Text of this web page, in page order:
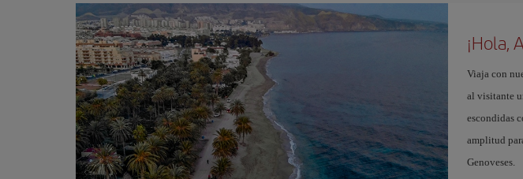
¡Hola,
Viaja con
al visitante
escondidas
amplitud
Genoveses.